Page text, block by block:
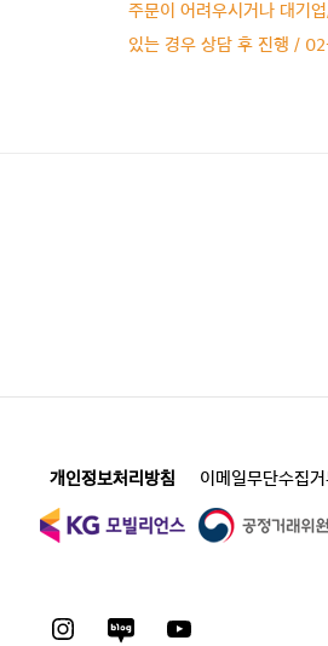
주문이 어려우시거나 대기
있는 경우 상담 후 진행 /
개인정보처리방침 이메일무단수집